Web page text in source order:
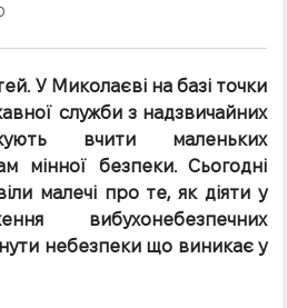
У Миколаєві на базі точки
служби з надзвичайних
вчити маленьких
мінної безпеки. Сьогодні
малечі про те, як діяти у
вибухонебезпечних
небезпеки що виникає у